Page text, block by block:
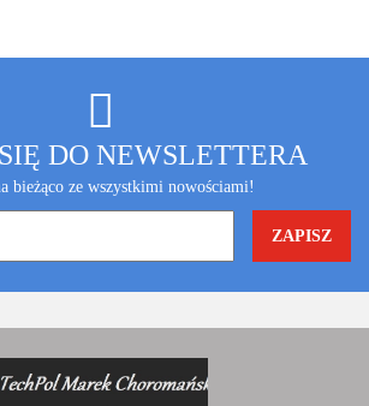
DO NEWSLETTERA
bieżąco ze wszystkimi nowościami!